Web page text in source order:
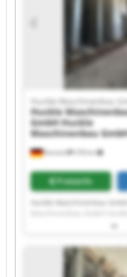
Maschinenbau GmbH
GmbH Huckle
Maschinenbau GmbH
GmbH Huckle
Maschinenbau GmbH
Kanzach 378 km
Huckle Maschinenbau
Huckle
GmbHHuckle
Maschinenbau
Preisinfo
GmbH Huckle
GmbH Huckle
Maschinenbau GmbH
GmbH Huckle